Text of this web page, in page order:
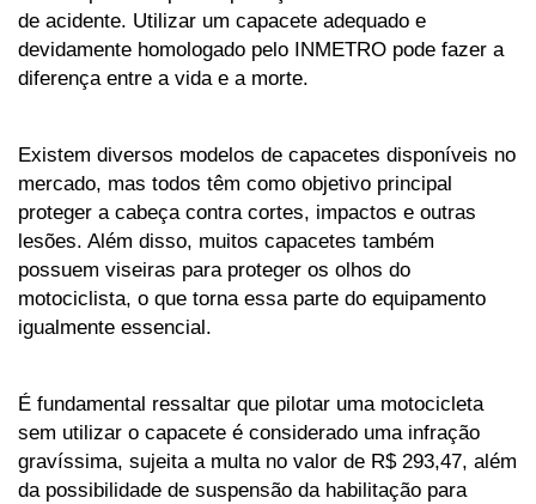
de acidente. Utilizar um capacete adequado e
devidamente homologado pelo INMETRO pode fazer a
diferença entre a vida e a morte.
Existem diversos modelos de capacetes disponíveis no
mercado, mas todos têm como objetivo principal
proteger a cabeça contra cortes, impactos e outras
lesões. Além disso, muitos capacetes também
possuem viseiras para proteger os olhos do
motociclista, o que torna essa parte do equipamento
igualmente essencial.
É fundamental ressaltar que pilotar uma motocicleta
sem utilizar o capacete é considerado uma infração
gravíssima, sujeita a multa no valor de R$ 293,47, além
da possibilidade de suspensão da habilitação para